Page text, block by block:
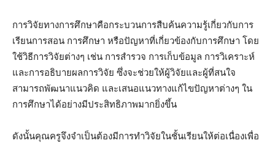
การวิจัยทางการศึกษาคือกระบวนการสืบค้นความรู้เกี่ยวกับการ
เรียนการสอน การศึกษา หรือปัญหาที่เกี่ยวข้องกับการศึกษา โดย
ใช้วิธีการวิจัยต่างๆ เช่น การสำรวจ การเก็บข้อมูล การวิเคราะห์
และการอธิบายผลการวิจัย ซึ่งจะช่วยให้ผู้วิจัยและผู้ที่สนใจ
สามารถพัฒนาแนวคิด และเสนอแนวทางแก้ไขปัญหาต่างๆ ใน
การศึกษาได้อย่างมีประสิทธิภาพมากยิ่งขึ้น
ดังนั้นคุณครูจึงจำเป็นต้องมีการทำวิจัยในชั้นเรียนให้ต่อเนื่องเพื่อ